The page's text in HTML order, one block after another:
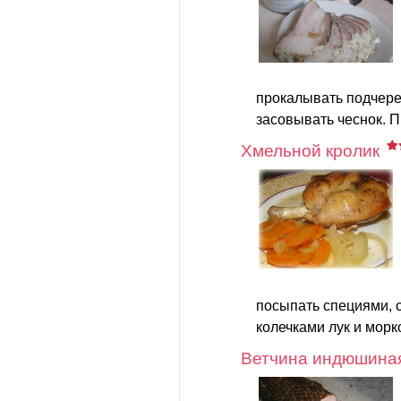
прокалывать
засовывать чеснок.
Хмельной кролик
посыпать специями,
колечками лук и
Ветчина